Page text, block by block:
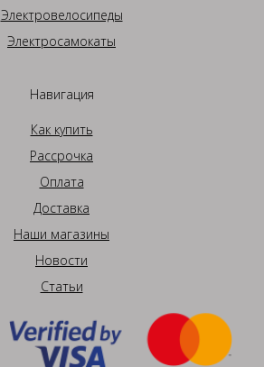
Электровелосипеды
Электросамокаты
Навигация
Как купить
Рассрочка
Оплата
Доставка
Наши магазины
Новости
Статьи